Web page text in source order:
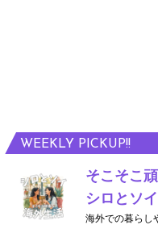
WEEKLY PICKUP!!
そこそこ
シロとソイ
海外での暮らし